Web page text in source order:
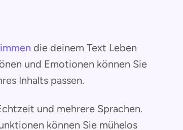
die deinem Text Leben
und Emotionen können Sie
Inhalts passen.
und mehrere Sprachen.
können Sie mühelos